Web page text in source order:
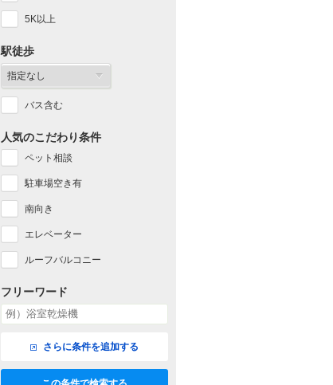
5K以上
駅徒歩
バス含む
人気のこだわり条件
ペット相談
駐車場空き有
南向き
エレベーター
ルーフバルコニー
フリーワード
さらに条件を追加する